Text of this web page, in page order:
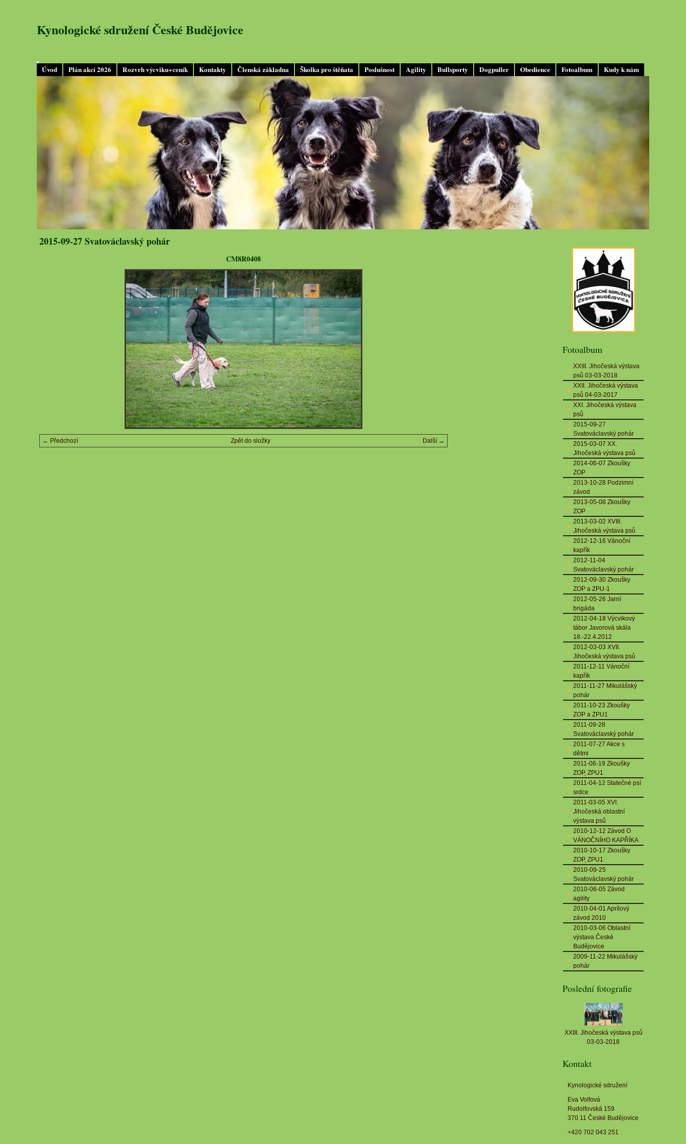
Úvod Plán akcí 2026 Rozvrh výcviku+ceník Kontakty Členská základna Školka pro štěňata Poslušnost Agility Bullsporty Dogpuller Obedience Fotoalbum Kudy k nám
Kynologické sdružení České Budějovice
2015-09-27 Svatováclavský pohár
CM8R0408
← Předchozí Další →
Zpět do složky
Fotoalbum
XXIII. Jihočeská výstava
psů 03-03-2018
XXII. Jihočeská výstava
psů 04-03-2017
XXI. Jihočeská výstava
psů
2015-09-27
Svatováclavský pohár
2015-03-07 XX.
Jihočeská výstava psů
2014-06-07 Zkoušky
ZOP
2013-10-28 Podzimní
závod
2013-05-08 Zkoušky
ZOP
2013-03-02 XVIII.
Jihočeská výstava psů
2012-12-16 Vánoční
kapřík
2012-11-04
Svatováclavský pohár
2012-09-30 Zkoušky
ZOP a ZPU-1
2012-05-26 Jarní
brigáda
2012-04-18 Výcvikový
tábor Javorová skála
18.-22.4.2012
2012-03-03 XVII.
Jihočeská výstava psů
2011-12-11 Vánoční
kapřík
2011-11-27 Mikulášský
pohár
2011-10-23 Zkoušky
ZOP a ZPU1
2011-09-28
Svatováclavský pohár
2011-07-27 Akce s
dětmi
2011-06-19 Zkoušky
ZOP, ZPU1
2011-04-12 Statečné psí
srdce
2011-03-05 XVI.
Jihočeská oblastní
výstava psů
2010-12-12 Závod O
VÁNOČNÍHO KAPŘÍKA
2010-10-17 Zkoušky
ZOP, ZPU1
2010-09-25
Svatováclavský pohár
2010-06-05 Závod
agility
2010-04-01 Aprílový
závod 2010
2010-03-06 Oblastní
výstava České
Budějovice
2009-11-22 Mikulášský
pohár
Poslední fotografie
XXIII. Jihočeská výstava psů
03-03-2018
Kontakt
Kynologické sdružení
Eva Volfová
Rudolfovská 159
370 11 České Budějovice
+420 702 043 251